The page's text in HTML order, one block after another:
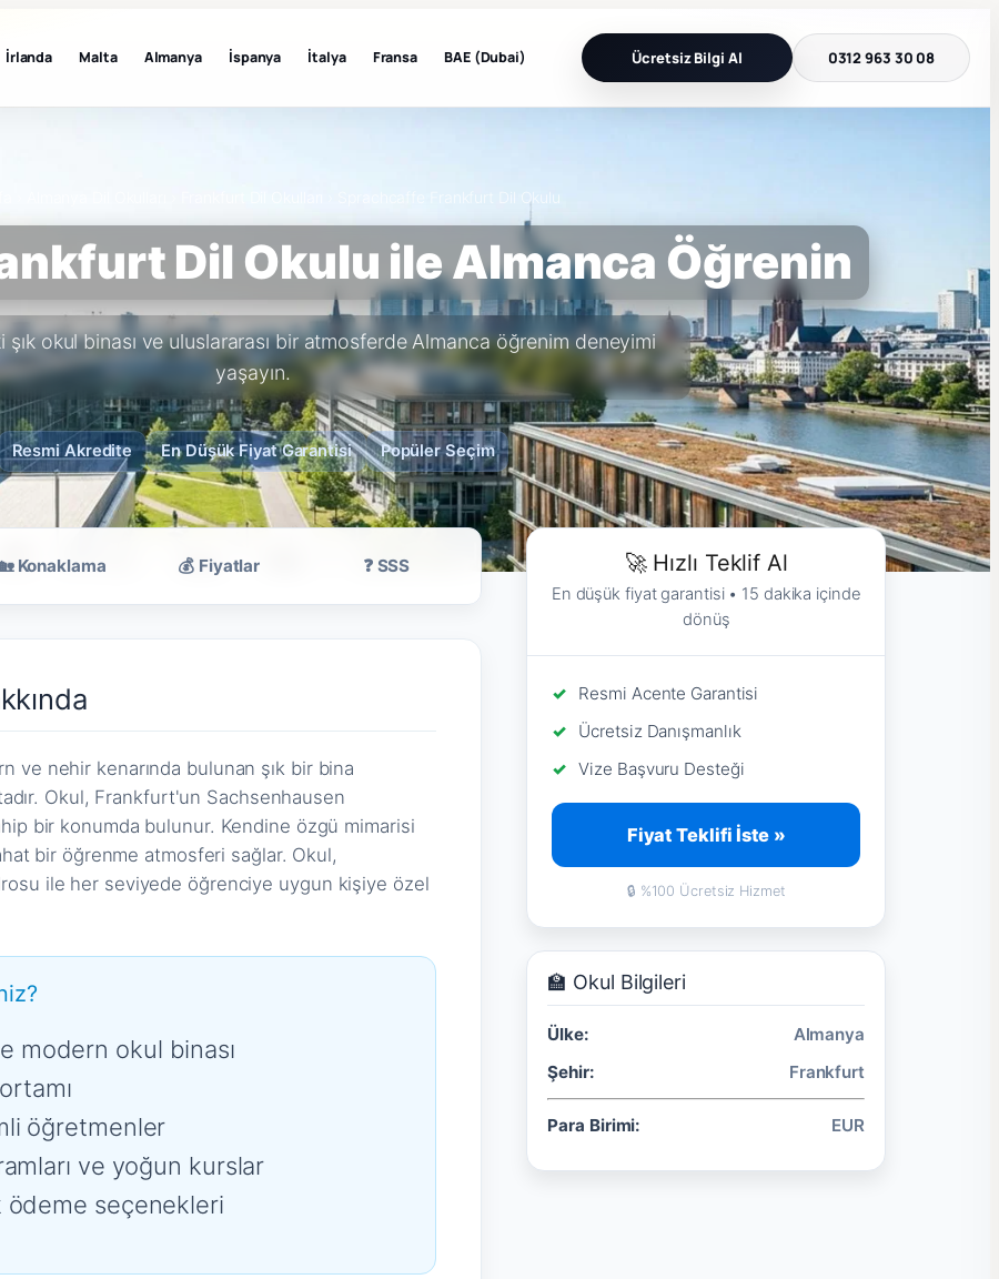
İrlanda Malta Almanya İspanya İtalya Fransa BAE (Dubai) Ücretsiz Bilgi Al 0312 963 30 08
Sprachcaffe Frankfurt Dil Okulu
Dil Okulu ile Almanca Öğrenin
şık okul binası ve uluslararası bir atmosferde Almanca öğrenim deneyimi
yaşayın.
Resmi Akredite En Düşük Fiyat Garantisi Popüler Seçim
Konaklama 💰 Fiyatlar ❓ SSS
ve nehir kenarında bulunan şık bir bina
Okul, Frankfurt'un Sachsenhausen
bir konumda bulunur. Kendine özgü mimarisi
bir öğrenme atmosferi sağlar. Okul,
ile her seviyede öğrenciye uygun kişiye özel
modern okul binası
öğretmenler
ve yoğun kurslar
seçenekleri
🚀 Hızlı Teklif Al
En düşük fiyat garantisi • 15 dakika içinde
dönüş
Resmi Acente Garantisi
Ücretsiz Danışmanlık
Vize Başvuru Desteği
Fiyat Teklifi İste »
🔒 %100 Ücretsiz Hizmet
🏫 Okul Bilgileri
Ülke:
Almanya
Şehir:
Frankfurt
Para Birimi: EUR